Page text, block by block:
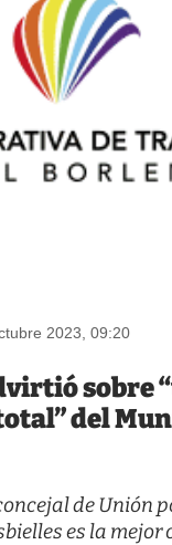
2023, 09:20
sobre
del
de Unión
es la mejor